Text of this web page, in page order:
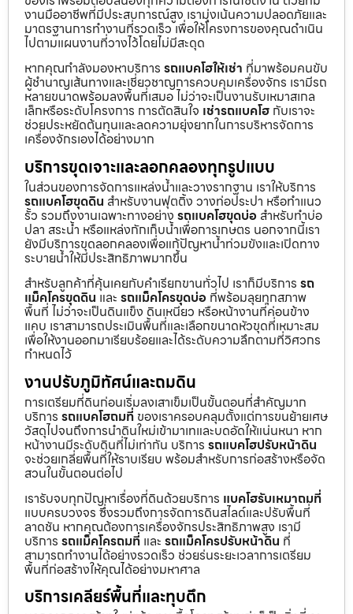
งานมืออาชีพที่มีประสบการณ์สูง เรามุ่งเน้นความปลอดภัยและ
มาตรฐานการทำงานที่รวดเร็ว เพื่อให้โครงการของคุณดำเนิน
ไปตามแผนงานที่วางไว้โดยไม่มีสะดุด
หากคุณกำลังมองหาบริการ รถแบคโฮให้เช่า ที่มาพร้อมคนขับ
ผู้ชำนาญเส้นทางและเชี่ยวชาญการควบคุมเครื่องจักร เรามีรถ
หลายขนาดพร้อมลงพื้นที่เสมอ ไม่ว่าจะเป็นงานรับเหมาสเกล
เล็กหรือระดับโครงการ การตัดสินใจ เช่ารถแบคโฮ กับเราจะ
ช่วยประหยัดต้นทุนและลดความยุ่งยากในการบริหารจัดการ
เครื่องจักรเองได้อย่างมาก
บริการขุดเจาะและลอกคลองทุกรูปแบบ
ในส่วนของการจัดการแหล่งน้ำและวางรากฐาน เราให้บริการ
รถแบคโฮขุดดิน สำหรับงานฟุตติ้ง วางท่อประปา หรือทำแนว
รั้ว รวมถึงงานเฉพาะทางอย่าง รถแบคโฮขุดบ่อ สำหรับทำบ่อ
ปลา สระน้ำ หรือแหล่งกักเก็บน้ำเพื่อการเกษตร นอกจากนี้เรา
ยังมีบริการขุดลอกคลองเพื่อแก้ปัญหาน้ำท่วมขังและเปิดทาง
ระบายน้ำให้มีประสิทธิภาพมากขึ้น
สำหรับลูกค้าที่คุ้นเคยกับคำเรียกขานทั่วไป เราก็มีบริการ รถ
แม็คโครขุดดิน และ รถแม็คโครขุดบ่อ ที่พร้อมลุยทุกสภาพ
พื้นที่ ไม่ว่าจะเป็นดินแข็ง ดินเหนียว หรือหน้างานที่ค่อนข้าง
แคบ เราสามารถประเมินพื้นที่และเลือกขนาดหัวขุดที่เหมาะสม
เพื่อให้งานออกมาเรียบร้อยและได้ระดับความลึกตามที่วิศวกร
กำหนดไว้
งานปรับภูมิทัศน์และถมดิน
การเตรียมที่ดินก่อนเริ่มลงเสาเข็มเป็นขั้นตอนที่สำคัญมาก
บริการ รถแบคโฮถมที่ ของเราครอบคลุมตั้งแต่การขนย้ายเศษ
วัสดุไปจนถึงการนำดินใหม่เข้ามาเทและบดอัดให้แน่นหนา หาก
หน้างานมีระดับดินที่ไม่เท่ากัน บริการ รถแบคโฮปรับหน้าดิน
จะช่วยเกลี่ยพื้นที่ให้ราบเรียบ พร้อมสำหรับการก่อสร้างหรือจัด
สวนในขั้นตอนต่อไป
เรารับจบทุกปัญหาเรื่องที่ดินด้วยบริการ แบคโฮรับเหมาถมที่
แบบครบวงจร ซึ่งรวมถึงการจัดการดินสไลด์และปรับพื้นที่
ลาดชัน หากคุณต้องการเครื่องจักรประสิทธิภาพสูง เรามี
บริการ รถแม็คโครถมที่ และ รถแม็คโครปรับหน้าดิน ที่
สามารถทำงานได้อย่างรวดเร็ว ช่วยร่นระยะเวลาการเตรียม
พื้นที่ก่อสร้างให้คุณได้อย่างมหาศาล
บริการเคลียร์พื้นที่และทุบตึก